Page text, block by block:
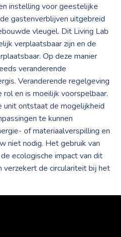
instelling voor geestelijke
gastenverblijven uitgebreid
vleugel. Dit Living Lab
verplaatsbaar zijn en de
Op deze manier
veranderende
Veranderende regelgeving
en is moeilijk voorspelbaar.
ontstaat de mogelijkheid
te kunnen
of materiaalverspilling en
niet nodig. Het gebruik van
ecologische impact van dit
de circulariteit bij het